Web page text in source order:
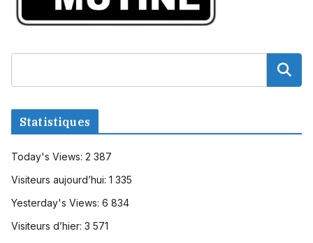
Statistiques
Today's Views: 2 387
Visiteurs aujourd’hui: 1 335
Yesterday's Views: 6 834
Visiteurs d’hier: 3 571